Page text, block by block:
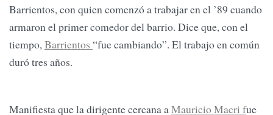
Barrientos, con quien comenzó a trabajar en el ’89 cuando
armaron el primer comedor del barrio. Dice que, con el
tiempo,Barrientos “fue cambiando”. El trabajo en común
duró tres años.
Manifiesta que la dirigente cercana aMauricio Macri fue